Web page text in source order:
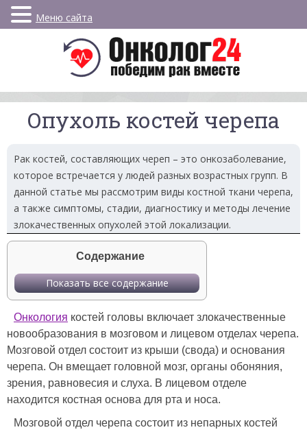
Опухоль костей черепа
Рак костей, составляющих череп – это онкозаболевание,
которое встречается у людей разных возрастных групп. В
данной статье мы рассмотрим виды костной ткани черепа,
а также симптомы, стадии, диагностику и методы лечение
злокачественных опухолей этой локализации.
Содержание
Показать все содержание
Онкология костей головы включает злокачественные
новообразования в мозговом и лицевом отделах черепа.
Мозговой отдел состоит из крыши (свода) и основания
черепа. Он вмещает головной мозг, органы обоняния,
зрения, равновесия и слуха. В лицевом отделе
находится костная основа для рта и носа.
Мозговой отдел черепа состоит из непарных костей
Меню сайта